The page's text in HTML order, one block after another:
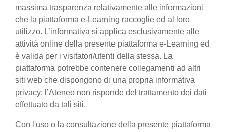
massima trasparenza relativamente alle informazioni
che la piattaforma e-Learning raccoglie ed al loro
utilizzo. L’informativa si applica esclusivamente alle
attività online della presente piattaforma e-Learning ed
è valida per i visitatori/utenti della stessa. La
piattaforma potrebbe contenere collegamenti ad altri
siti web che dispongono di una propria informativa
privacy: l’Ateneo non risponde del trattamento dei dati
effettuato da tali siti.
Con l'uso o la consultazione della presente piattaforma